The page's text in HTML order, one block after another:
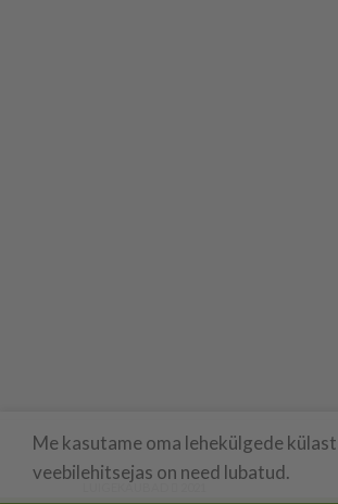
Me kasutame oma lehekülgede
veebilehitsejas on need lubatud.